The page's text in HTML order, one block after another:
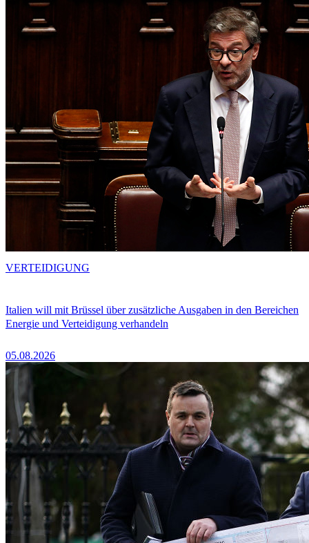
Italien will mit Brüssel über zusätzliche Ausgaben in den Bereichen
Energie und Verteidigung verhandeln
05.08.2026
VERTEIDIGUNG